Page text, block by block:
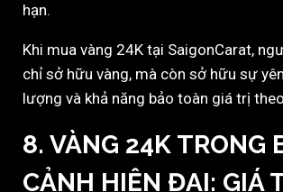
hạn.
Khi mua vàng 24K tại SaigonCarat,
chỉ sở hữu vàng, mà còn sở hữu sự
lượng và khả năng bảo toàn giá trị
8. VÀNG 24K TRONG
CẢNH HIỆN ĐẠI: GIÁ